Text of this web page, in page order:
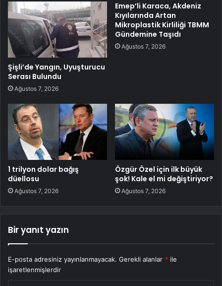
Şişli’de Yangın, Uyuşturucu
Serası Bulundu
Ağustos 7, 2026
Emep’li Karaca, Akdeniz
Kıyılarında Artan
Mikroplastik Kirliliği TBMM
Gündemine Taşıdı
Ağustos 7, 2026
1 trilyon dolar bağış
düellosu
Ağustos 7, 2026
Özgür Özel için ilk büyük
şok! Kale el mi değiştiriyor?
Ağustos 7, 2026
Bir yanıt yazın
E-posta adresiniz yayınlanmayacak. Gerekli alanlar * ile
işaretlenmişlerdir